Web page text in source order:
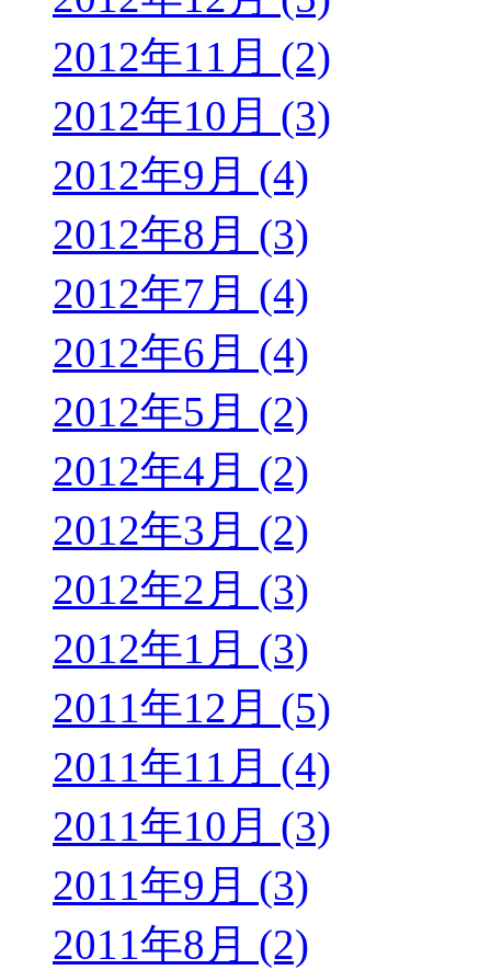
2012年11月 (2)
2012年10月 (3)
2012年9月 (4)
2012年8月 (3)
2012年7月 (4)
2012年6月 (4)
2012年5月 (2)
2012年4月 (2)
2012年3月 (2)
2012年2月 (3)
2012年1月 (3)
2011年12月 (5)
2011年11月 (4)
2011年10月 (3)
2011年9月 (3)
2011年8月 (2)